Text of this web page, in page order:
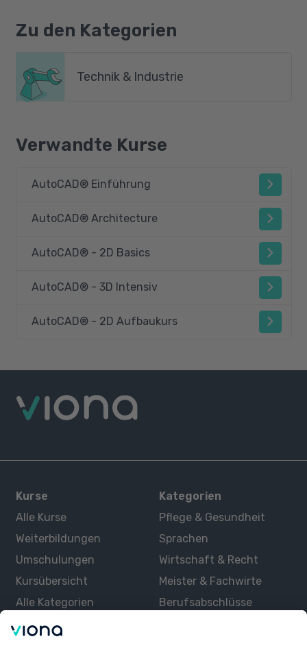
Zu den Kategorien
Technik & Industrie
Verwandte Kurse
AutoCAD® Einführung
AutoCAD® Architecture
AutoCAD® - 2D Basics
AutoCAD® - 3D Intensiv
AutoCAD® - 2D Aufbaukurs
Kurse
Alle Kurse
Weiterbildungen
Umschulungen
Kursübersicht
Alle Kategorien
Kategorien
Pflege & Gesundheit
Sprachen
Wirtschaft & Recht
Meister & Fachwirte
Berufsabschlüsse
Über uns